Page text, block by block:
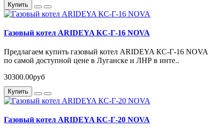
Купить
Газовый котел ARIDEYA КС-Г-16 NOVA
Предлагаем купить газовый котел ARIDEYA КС-Г-16 NOVA
по самой доступной цене в Луганске и ЛНР в инте..
30300.00руб
Купить
Газовый котел ARIDEYA КС-Г-20 NOVA